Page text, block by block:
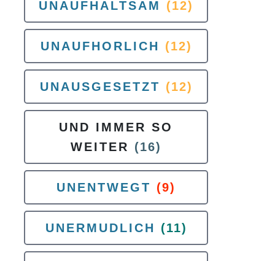
UNAUFHALTSAM (12)
UNAUFHORLICH (12)
UNAUSGESETZT (12)
UND IMMER SO
WEITER (16)
UNENTWEGT (9)
UNERMUDLICH (11)